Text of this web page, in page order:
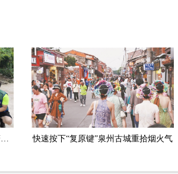
快速按下“复原键”泉州古城重拾烟火气